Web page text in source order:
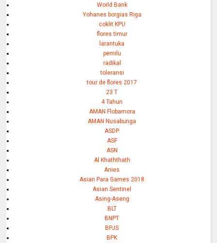
World Bank
Yohanes borgias Riga
coklit KPU
flores timur
larantuka
pemilu
radikal
toleransi
tour de flores 2017
23 T
4 Tahun
AMAN Flobamora
AMAN Nusabunga
ASDP
ASF
ASN
Al Khaththath
Anies
Asian Para Games 2018
Asian Sentinel
Asing-Aseng
BLT
BNPT
BPJS
BPK